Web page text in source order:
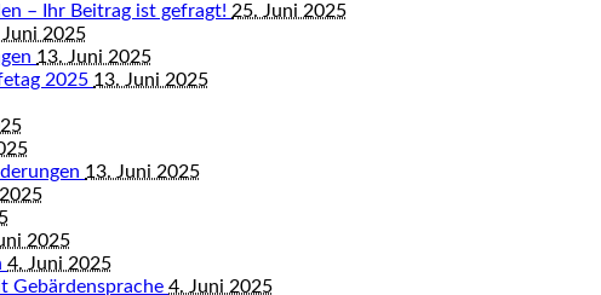
– Ihr Beitrag ist gefragt! 25. Juni 2025
Juni 2025
13. Juni 2025
2025 13. Juni 2025
13. Juni 2025
2025
4. Juni 2025
Gebärdensprache 4. Juni 2025